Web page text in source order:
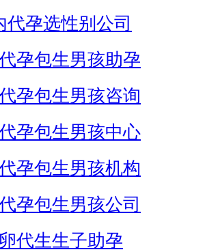
代孕选性别公司
孕包生男孩助孕
孕包生男孩咨询
孕包生男孩中心
孕包生男孩机构
孕包生男孩公司
代生生子助孕